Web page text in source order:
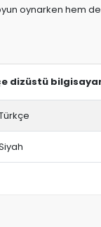
oynarken hem
dizüstü